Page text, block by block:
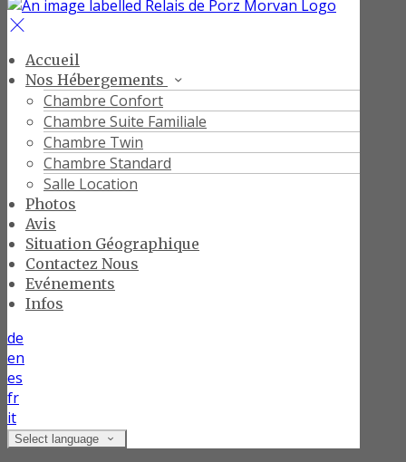
Accueil
Nos Hébergements
Chambre Confort
Chambre Suite Familiale
Chambre Twin
Chambre Standard
Salle Location
Photos
Avis
Situation Géographique
Contactez Nous
Evénements
Infos
de
en
es
fr
it
Select language